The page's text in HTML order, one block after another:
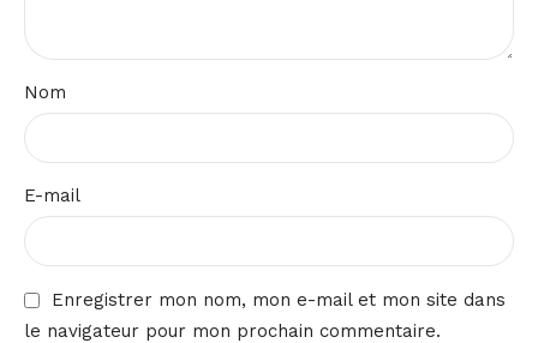
Nom
E-mail
Enregistrer mon nom, mon e-mail et mon site dans
le navigateur pour mon prochain commentaire.